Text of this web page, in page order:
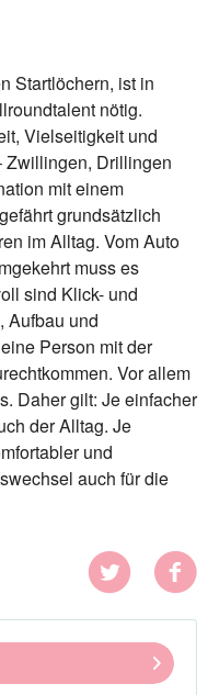
Startlöchern, ist in
nötig.
Vielseitigkeit und
Zwillingen, Drillingen
mit einem
grundsätzlich
im Alltag. Vom Auto
muss es
sind Klick- und
Aufbau und
Person mit der
Vor allem
Daher gilt: Je einfacher
der Alltag. Je
und
auch für die